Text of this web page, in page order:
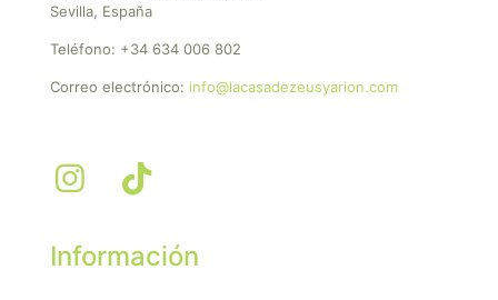
Sevilla, España
Teléfono: +34 634 006 802
Correo electrónico: info@lacasadezeusyarion.com
Información